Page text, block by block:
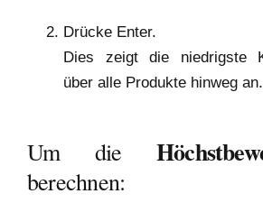
Drücke Enter.
Dies zeigt die niedrigste
über alle Produkte hinweg an.
Um die
berechnen: